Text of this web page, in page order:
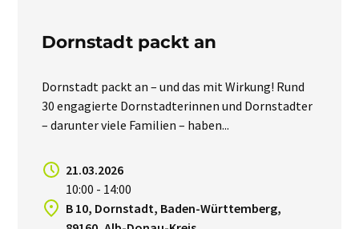
Dornstadt packt an
Dornstadt packt an – und das mit Wirkung! Rund
30 engagierte Dornstadterinnen und Dornstadter
– darunter viele Familien – haben...
21.03.2026
10:00 - 14:00
B 10, Dornstadt, Baden-Württemberg,